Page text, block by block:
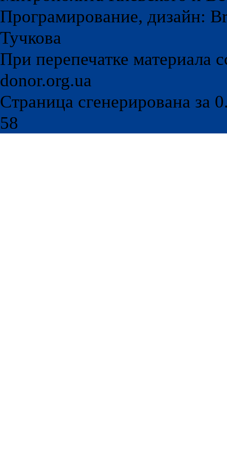
Програмирование, дизайн:
Тучкова
При перепечатке материала
donor.org.ua
Страница сгенерирована за
58